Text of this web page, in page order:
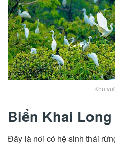
Khu
Biển Khai Long
Đây là nơi có hệ sinh thái